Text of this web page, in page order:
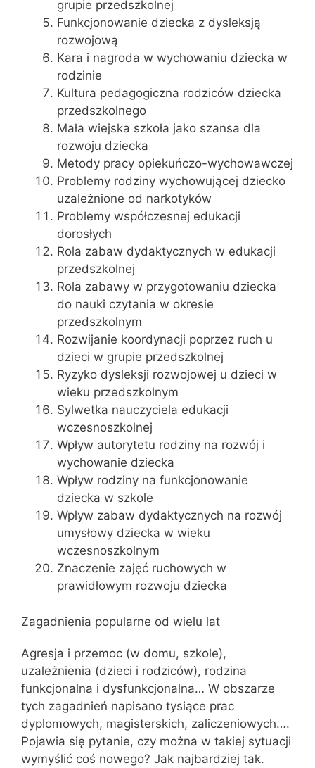
grupie przedszkolnej
Funkcjonowanie dziecka z dysleksją
rozwojową
Kara i nagroda w wychowaniu dziecka w
rodzinie
Kultura pedagogiczna rodziców dziecka
przedszkolnego
Mała wiejska szkoła jako szansa dla
rozwoju dziecka
Metody pracy opiekuńczo-wychowawczej
Problemy rodziny wychowującej dziecko
uzależnione od narkotyków
Problemy współczesnej edukacji
dorosłych
Rola zabaw dydaktycznych w edukacji
przedszkolnej
Rola zabawy w przygotowaniu dziecka
do nauki czytania w okresie
przedszkolnym
Rozwijanie koordynacji poprzez ruch u
dzieci w grupie przedszkolnej
Ryzyko dysleksji rozwojowej u dzieci w
wieku przedszkolnym
Sylwetka nauczyciela edukacji
wczesnoszkolnej
Wpływ autorytetu rodziny na rozwój i
wychowanie dziecka
Wpływ rodziny na funkcjonowanie
dziecka w szkole
Wpływ zabaw dydaktycznych na rozwój
umysłowy dziecka w wieku
wczesnoszkolnym
Znaczenie zajęć ruchowych w
prawidłowym rozwoju dziecka
Zagadnienia popularne od wielu lat
Agresja i przemoc (w domu, szkole),
uzależnienia (dzieci i rodziców), rodzina
funkcjonalna i dysfunkcjonalna… W obszarze
tych zagadnień napisano tysiące prac
dyplomowych, magisterskich, zaliczeniowych….
Pojawia się pytanie, czy można w takiej sytuacji
wymyślić coś nowego? Jak najbardziej tak.